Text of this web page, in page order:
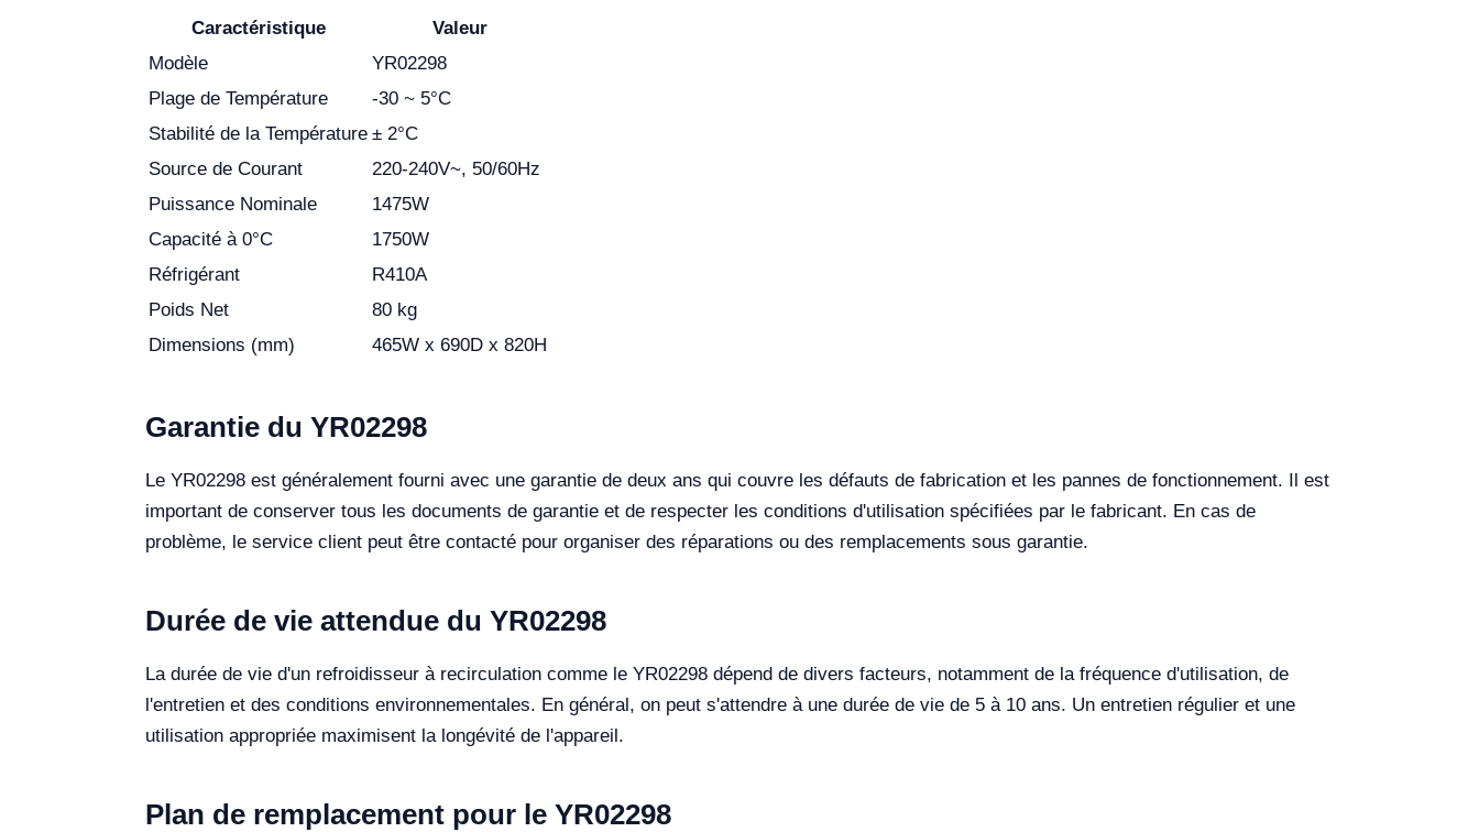
Caractéristique
Valeur
Modèle
YR02298
Plage de Température
-30 ~ 5°C
Stabilité de la Température ± 2°C
Source de Courant
220-240V~, 50/60Hz
Puissance Nominale
1475W
Capacité à 0°C
1750W
Réfrigérant
R410A
Poids Net
80 kg
Dimensions (mm)
465W x 690D x 820H
Garantie du YR02298
Le YR02298 est généralement fourni avec une garantie de deux ans qui couvre les défauts de fabrication et les pannes de fonctionnement. Il est
important de conserver tous les documents de garantie et de respecter les conditions d'utilisation spécifiées par le fabricant. En cas de
problème, le service client peut être contacté pour organiser des réparations ou des remplacements sous garantie.
Durée de vie attendue du YR02298
La durée de vie d'un refroidisseur à recirculation comme le YR02298 dépend de divers facteurs, notamment de la fréquence d'utilisation, de
l'entretien et des conditions environnementales. En général, on peut s'attendre à une durée de vie de 5 à 10 ans. Un entretien régulier et une
utilisation appropriée maximisent la longévité de l'appareil.
Plan de remplacement pour le YR02298